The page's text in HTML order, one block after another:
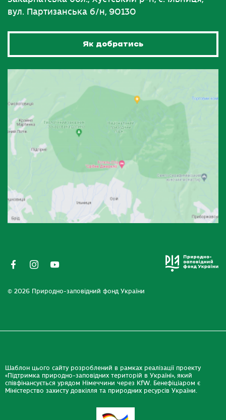
вул. Партизанська б/н, 90130
Як добратись
© 2026 Природно-заповідний фонд України
Шаблон цього сайту розроблений в рамках реалізації проекту
«Підтримка природно-заповідних територій в Україні», який
співфінансується урядом Німеччини через KfW. Бенефіціаром є
Міністерство захисту довкілля та природних ресурсів України.